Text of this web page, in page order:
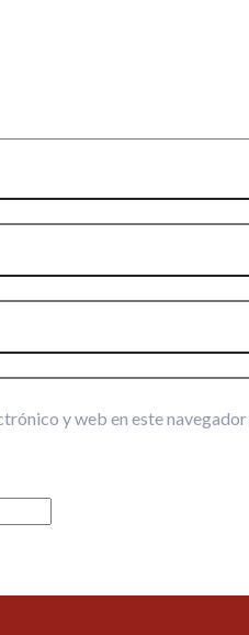
y web en este